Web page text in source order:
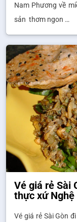
Nam Phương về
sản thơm ngon …
Vé giá rẻ Sài
thực xứ Nghệ
Vé giá rẻ Sài Gòn